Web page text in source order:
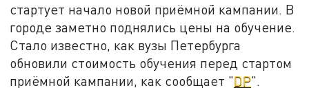
стартует начало новой приёмной кампании. В
городе заметно поднялись цены на обучение.
Стало известно, как вузы Петербурга
обновили стоимость обучения перед стартом
приёмной кампании, как сообщает "DP".